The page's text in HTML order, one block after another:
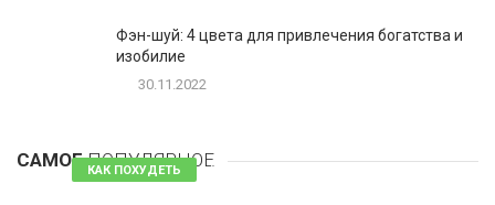
Фэн-шуй: 4 цвета для привлечения богатства и
изобилие
30.11.2022
САМОЕПОПУЛЯРНОЕ
КАК ПОХУДЕТЬ 81 комментарий